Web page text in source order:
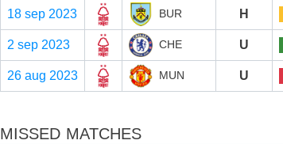
18 sep 2023 BUR H
2 sep 2023 CHE U
26 aug 2023 MUN U
MISSED MATCHES